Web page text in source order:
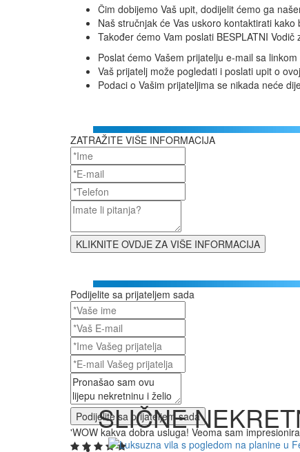
Čim dobijemo Vaš upit, dodijelit ćemo ga
Naš stručnjak će Vas uskoro kontaktirati
Također ćemo Vam poslati BESPLATNI
Poslat ćemo Vašem prijatelju e-mail sa
Vaš prijatelj može pogledati i poslati upit o
Podaci o Vašim prijateljima se nikada neće
ZATRAŽITE VIŠE INFORMACIJA
Podijelite sa prijateljem sada
'WOW kakva dobra usluga! Veoma sam
SLIČNE